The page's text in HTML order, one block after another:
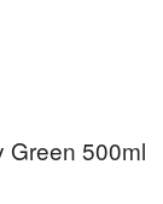
Green 500ml